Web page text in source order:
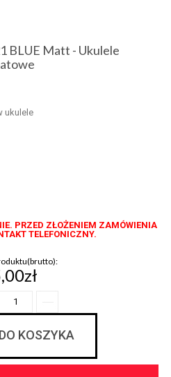
BLUE Matt - Ukulele
ukulele
PRZED ZŁOŻENIEM ZAMÓWIENIA
TELEFONICZNY.
KOSZYKA